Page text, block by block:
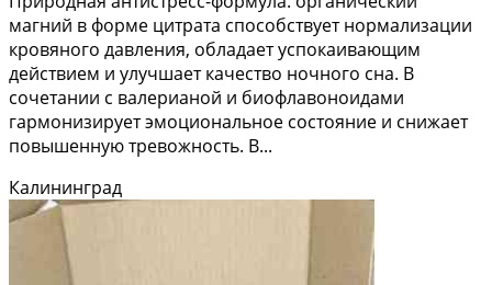
магний в форме цитрата способствует нормализации
кровяного давления, обладает успокаивающим
действием и улучшает качество ночного сна. В
сочетании с валерианой и биофлавоноидами
гармонизирует эмоциональное состояние и снижает
повышенную тревожность. В...
Калининград